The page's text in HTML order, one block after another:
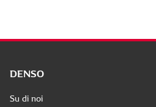
DENSO
Su di noi